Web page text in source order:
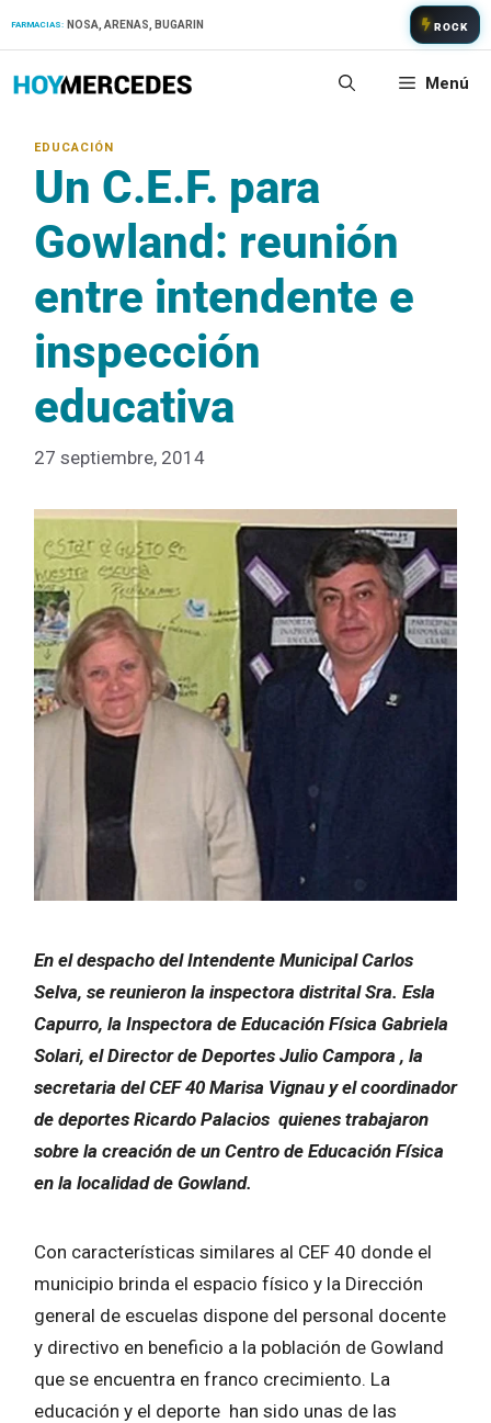
FARMACIAS: NOSA, ARENAS, BUGARIN ROCK
Menú
Un C.E.F. para
Gowland: reunión
entre intendente e
inspección
educativa
27 septiembre, 2014
En el despacho del Intendente Municipal Carlos
Selva, se reunieron la inspectora distrital Sra. Esla
Capurro, la Inspectora de Educación Física Gabriela
Solari, el Director de Deportes Julio Campora , la
secretaria del CEF 40 Marisa Vignau y el coordinador
de deportes Ricardo Palacios quienes trabajaron
sobre la creación de un Centro de Educación Física
en la localidad de Gowland.
Con características similares al CEF 40 donde el
municipio brinda el espacio físico y la Dirección
general de escuelas dispone del personal docente
y directivo en beneficio a la población de Gowland
que se encuentra en franco crecimiento. La
educación y el deporte han sido unas de las